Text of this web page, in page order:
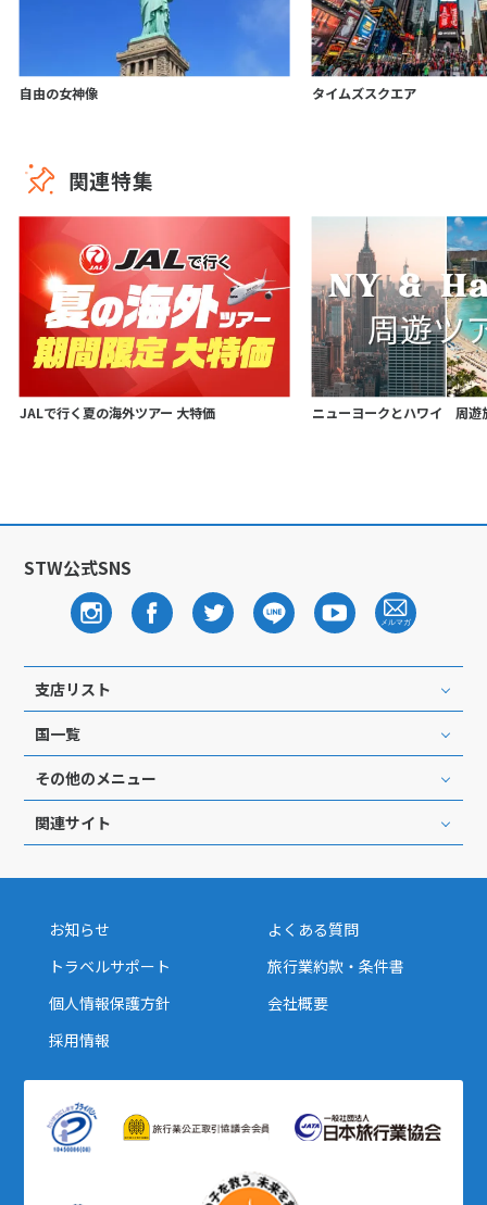
自由の女神像 タイムズスクエア
関連特集
JALで行く夏の海外ツアー 大特価 ニューヨークとハワイ 周遊
STW公式SNS
支店リスト
国一覧
その他のメニュー
関連サイト
お知らせ
よくある質問
トラベルサポート
旅行業約款・条件書
個人情報保護方針
会社概要
採用情報